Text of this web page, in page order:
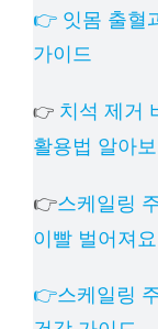
👉 잇몸 출혈
가이드
👉 치석 제거
활용법 알아보
👉스케일링
이빨 벌어져
👉스케일링